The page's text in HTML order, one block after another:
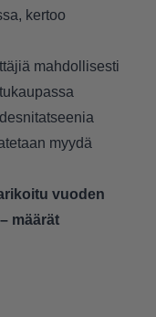
kertoo
mahdollisesti
myydä
vuoden
määrät